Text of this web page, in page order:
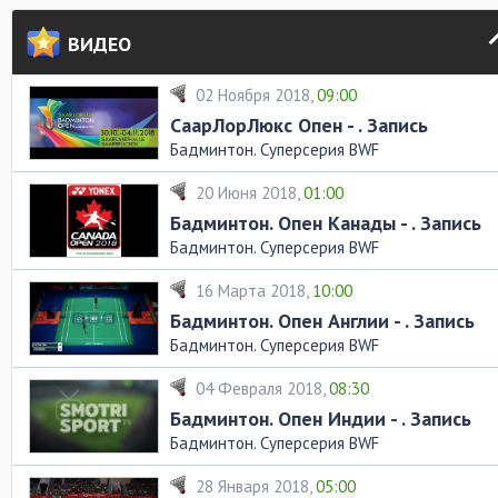
ВИДЕО
02 Ноября 2018,09:00
СаарЛорЛюкс Опен - . Запись
Бадминтон. Суперсерия BWF
20 Июня 2018,01:00
Бадминтон. Опен Канады - . Запись
Бадминтон. Суперсерия BWF
16 Марта 2018, 10:00
Бадминтон. Опен Англии - . Запись
Бадминтон. Суперсерия BWF
04 Февраля 2018,08:30
Бадминтон. Опен Индии - . Запись
Бадминтон. Суперсерия BWF
28 Января 2018,05:00